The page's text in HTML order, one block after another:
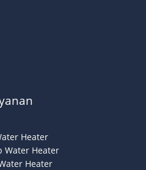
Heater
Water Heater
Heater